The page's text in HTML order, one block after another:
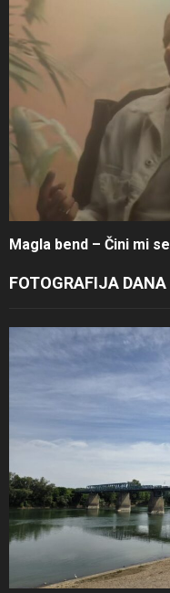
Magla bend – Čini mi se
FOTOGRAFIJA DANA